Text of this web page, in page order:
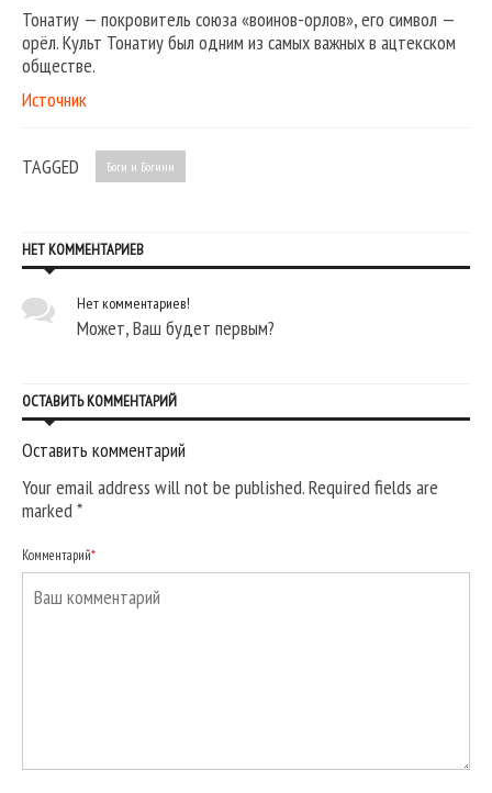
Тонатиу — покровитель союза «воинов-орлов», его символ —
орёл. Культ Тонатиу был одним из самых важных в ацтекском
обществе.
Источник
TAGGED Боги и Богини
НЕТ КОММЕНТАРИЕВ
Нет комментариев!
Может, Ваш будет первым?
ОСТАВИТЬ КОММЕНТАРИЙ
Оставить комментарий
Your email address will not be published. Required fields are
marked*
Комментарий*